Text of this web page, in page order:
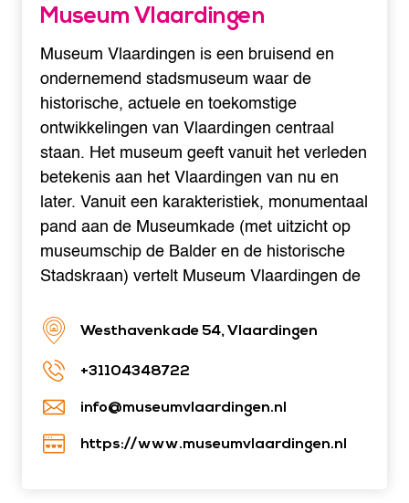
Museum Vlaardingen
Museum Vlaardingen is een bruisend en
ondernemend stadsmuseum waar de
historische, actuele en toekomstige
ontwikkelingen van Vlaardingen centraal
staan. Het museum geeft vanuit het verleden
betekenis aan het Vlaardingen van nu en
later. Vanuit een karakteristiek, monumentaal
pand aan de Museumkade (met uitzicht op
museumschip de Balder en de historische
Stadskraan) vertelt Museum Vlaardingen de
Westhavenkade 54, Vlaardingen
+31104348722
info@museumvlaardingen.nl
https://www.museumvlaardingen.nl